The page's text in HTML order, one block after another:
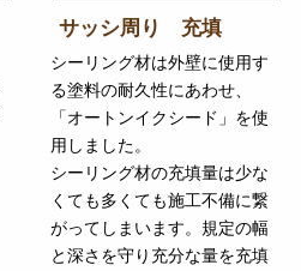
サッシ周り 充填
シーリング材は外壁に使用す
る塗料の耐久性にあわせ、
「オートンイクシード」を使
用しました。
シーリング材の充填量は少な
くても多くても施工不備に繋
がってしまいます。規定の幅
と深さを守り充分な量を充填